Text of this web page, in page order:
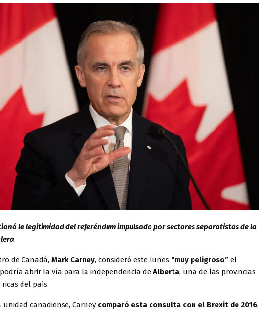
la legitimidad del referéndum impulsado por sectores separatistas de la
de Canadá, Mark Carney, consideró este lunes “muy peligroso” el
abrir la vía para la independencia de Alberta, una de las provincias
del país.
unidad canadiense, Carney comparó esta consulta con el Brexit de 2016,